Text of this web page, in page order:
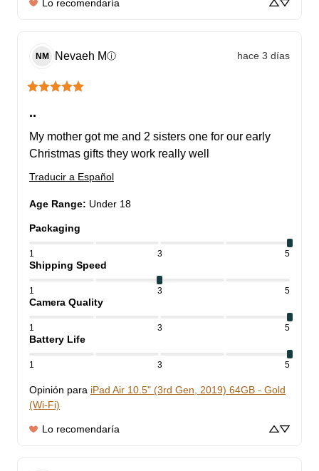
Lo recomendaría
NM Nevaeh Mⓘ hace 3 días
..
My mother got me and 2 sisters one for our early
Christmas gifts they work really well
Traducir a Español
Age Range: Under 18
Packaging
1 3 5
Shipping Speed
1 3 5
Camera Quality
1 3 5
Battery Life
1 3 5
Opinión para iPad Air 10.5" (3rd Gen, 2019) 64GB - Gold
(Wi-Fi)
Lo recomendaría